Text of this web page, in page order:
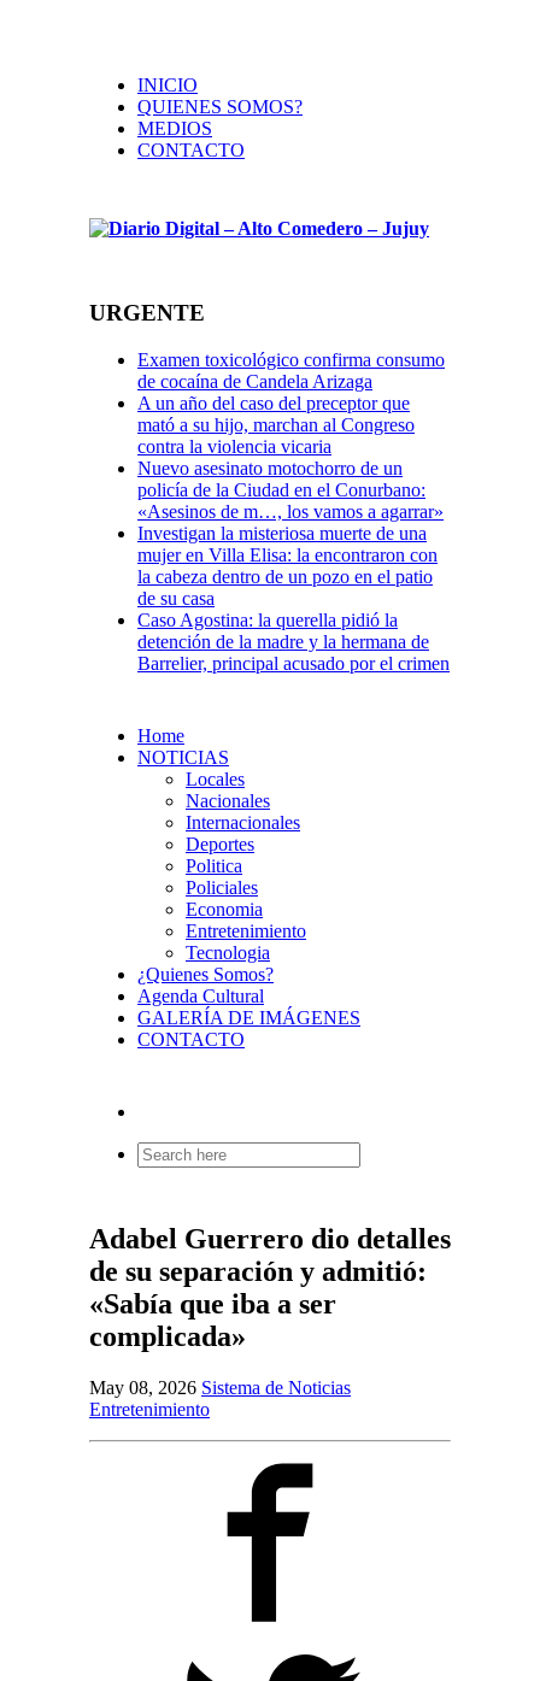
INICIO
QUIENES SOMOS?
MEDIOS
CONTACTO
URGENTE
Examen toxicológico confirma consumo
de cocaína de Candela Arizaga
A un año del caso del preceptor que
mató a su hijo, marchan al Congreso
contra la violencia vicaria
Nuevo asesinato motochorro de un
policía de la Ciudad en el Conurbano:
«Asesinos de m…, los vamos a agarrar»
Investigan la misteriosa muerte de una
mujer en Villa Elisa: la encontraron con
la cabeza dentro de un pozo en el patio
de su casa
Caso Agostina: la querella pidió la
detención de la madre y la hermana de
Barrelier, principal acusado por el crimen
Home
NOTICIAS
Locales
Nacionales
Internacionales
Deportes
Politica
Policiales
Economia
Entretenimiento
Tecnologia
¿Quienes Somos?
Agenda Cultural
GALERÍA DE IMÁGENES
CONTACTO
Search
for:
Adabel Guerrero dio detalles
de su separación y admitió:
«Sabía que iba a ser
complicada»
May 08, 2026 Sistema de Noticias
Entretenimiento